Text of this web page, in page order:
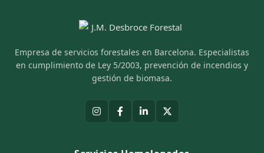
Empresa de servicios forestales en Barcelona. Especialistas
en cumplimiento de Ley 5/2003, prevención de incendios y
gestión de biomasa.